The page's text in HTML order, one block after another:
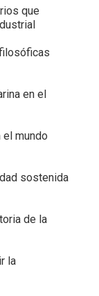
que
en el
el mundo
sostenida
de la
la